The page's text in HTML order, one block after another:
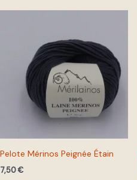
Pelote Mérinos Peignée Étain
7,50€
a
plusieurs
variations.
Les
options
choisies